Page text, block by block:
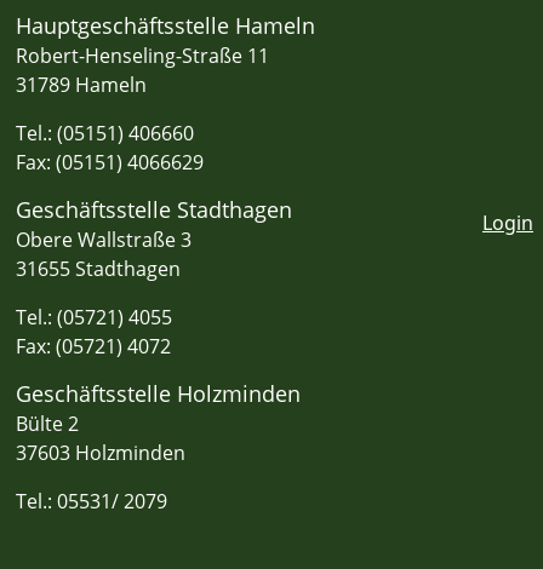
Hauptgeschäftsstelle Hameln
Robert-Henseling-Straße 11
31789 Hameln
Tel.: (05151) 406660
Fax: (05151) 4066629
Geschäftsstelle Stadthagen
Obere Wallstraße 3
31655 Stadthagen
Tel.: (05721) 4055
Fax: (05721) 4072
Geschäftsstelle Holzminden
Bülte 2
37603 Holzminden
Tel.: 05531/ 2079
Login